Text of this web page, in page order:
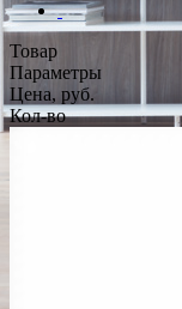
Товар
Параметры
Цена, руб.
Кол-во